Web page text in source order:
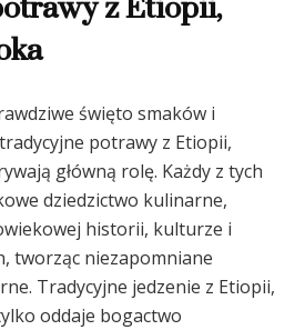
święto smaków i
potrawy z Etiopii,
główną rolę. Każdy z tych
dziedzictwo kulinarne,
historii, kulturze i
tworząc niezapomniane
Tradycyjne jedzenie z Etiopii,
oddaje bogactwo